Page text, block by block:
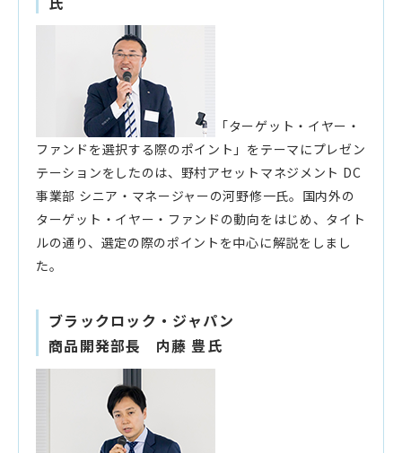
「ターゲット・イヤー・
ファンドを選択する際のポイント」をテーマにプレゼン
テーションをしたのは、野村アセットマネジメント DC
事業部 シニア・マネージャーの河野修一氏。国内外の
ターゲット・イヤー・ファンドの動向をはじめ、タイト
ルの通り、選定の際のポイントを中心に解説をしまし
た。
ブラックロック・ジャパン
商品開発部長 内藤 豊氏